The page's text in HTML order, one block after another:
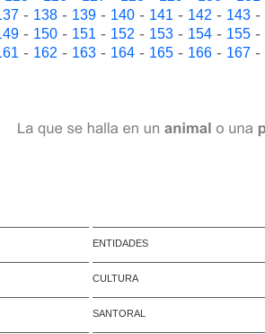
- 138- 139- 140- 141- 142- 143-
- 150- 151- 152- 153- 154- 155-
- 162- 163- 164- 165- 166- 167-
ENTIDADES
CULTURA
SANTORAL